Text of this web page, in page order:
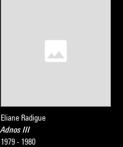
Eliane Radigue
Adnos III
1979 - 1980